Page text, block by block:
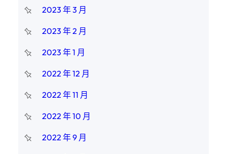
2023 年 3 月
2023 年 2 月
2023 年 1 月
2022 年 12 月
2022 年 11 月
2022 年 10 月
2022 年 9 月